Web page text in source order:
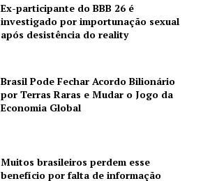
Ex-participante do BBB 26 é
investigado por importunação sexual
após desistência do reality
Brasil Pode Fechar Acordo Bilionário
por Terras Raras e Mudar o Jogo da
Economia Global
Muitos brasileiros perdem esse
benefício por falta de informação